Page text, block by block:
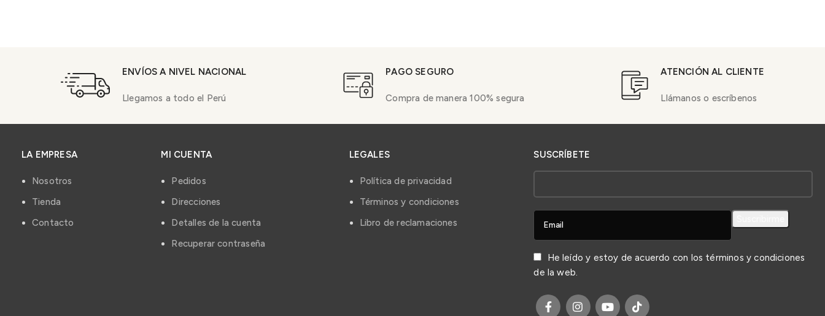
ENVÍOS A NIVEL NACIONAL
Llegamos a todo el Perú
PAGO SEGURO
Compra de manera 100% segura
ATENCIÓN AL CLIENTE
Llámanos o escríbenos
LA EMPRESA
Nosotros
Tienda
Contacto
MI CUENTA
Pedidos
Direcciones
Detalles de la cuenta
Recuperar contraseña
LEGALES
Política de privacidad
Términos y condiciones
Libro de reclamaciones
SUSCRÍBETE
He leído y estoy de acuerdo con los términos y condiciones
de la web.